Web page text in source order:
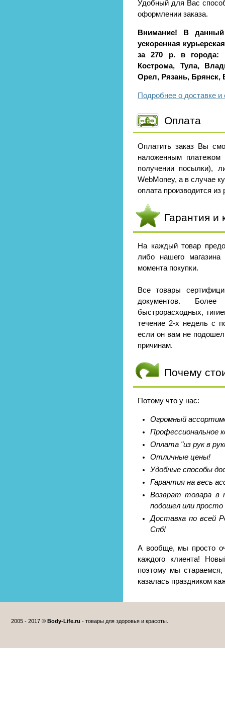
Удобный для Вас
оформлении заказа.
Внимание! В данный
ускоренная
за 270 р. в города:
Кострома, Тула,
Орел, Рязань, Брянск,
Подробнее о доставке и
Оплата
Оплатить заказ Вы
наложенным платежом
получении посылки),
WebMoney, а в случае
оплата производится из
Гарантия и
На каждый товар
либо нашего
момента покупки.
Все товары
документов.
быстрорасходных,
течение 2-х недель с
если он вам не
причинам.
Почему
Потому что у нас:
Огромный
Профессиональное
Оплата "из рук в
Отличные цены!
Удобные способы
Гарантия на весь
Возврат товара в
подошел или просто
Доставка по всей
Спб!
А вообще, мы просто
каждого клиента!
поэтому мы
казалась праздником
2005 - 2017 © Body-Life.ru - товары для здоровья и красоты.